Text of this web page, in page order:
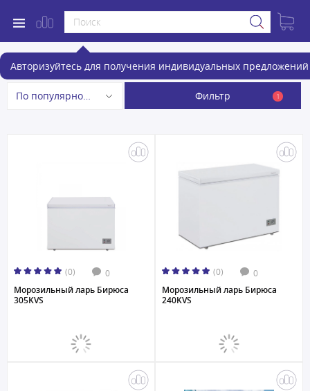
Авторизуйтесь для получения индивидуальных предложений
Морозильные лари
По популярности Фильтр 1
(0) 0
Морозильный ларь Бирюса
305KVS
(0) 0
Морозильный ларь Бирюса
240KVS